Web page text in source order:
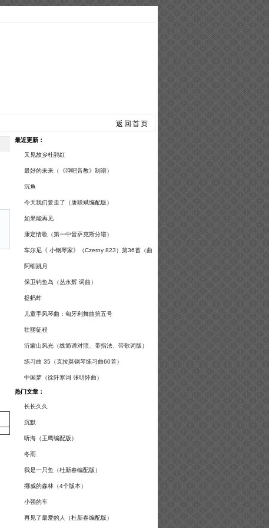
返回首页
最近更新：
又见故乡杜鹃红
最好的未来（《弹吧音教》制谱）
沉鱼
今天我们要走了（唐联斌编配版）
如果能再见
康定情歌（第一中音萨克斯分谱）
车尔尼《 小钢琴家》（Czerny 823）第36首（曲
谱及练习提示）
阿细跳月
保卫钓鱼岛（丛永辉 词曲）
捉蚂蚱
儿童手风琴曲：匈牙利舞曲第五号
壮丽征程
沂蒙山风光（线简谱对照、带指法、带歌词版）
练习曲 35（克拉莫钢琴练习曲60首）
中国梦（徐阡寒词 张明怀曲）
热门文章：
长长久久
沉默
听海（王鹰编配版）
冬雨
我是一只鱼（杜新春编配版）
挪威的森林（4个版本）
小强的车
再见了最爱的人（杜新春编配版）